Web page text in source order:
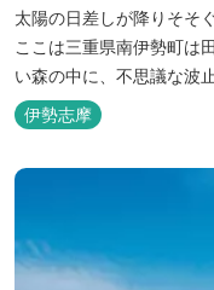
太陽の日差しが降りそそ
ここは三重県南伊勢町は
い森の中に、不思議な波
のは3艇のヨット。日本初の森のマ
インテリアは見た目から
間。夏場でもエアコン完
伊勢志摩